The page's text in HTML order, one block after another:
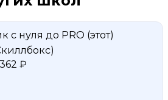
с нуля до PRO (этот)
₽